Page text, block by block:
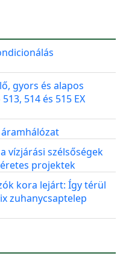
gyors és alapos
514 és 515 EX
vízjárási szélsőségek
projektek
kora lejárt: Így térül
zuhanycsaptelep